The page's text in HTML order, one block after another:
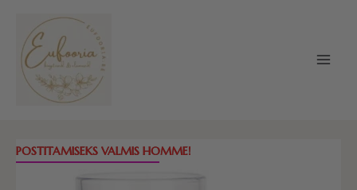
content
POSTITAMISEKS VALMIS HOMME!
Õllekann